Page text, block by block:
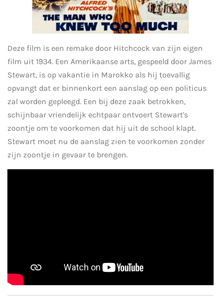
Deze film is een remake door Hitchcock van zijn eigen
film uit 1934. Een Amerikaanse arts, gespeeld door James
Stewart, is op vakantie in Marokko als hij toevallig
opvangt dat er binnenkort een aanslag op een politicus
zal worden gepleegd. Een bij deze zaak betrokken,
schijnbaar vriendelijk echtpaar ontvoert Stewart's
zoontje om te voorkomen dat hij uit de school klapt.
Stewart moet nu de aanslag zien te voorkomen zonder
zijn zoontje in gevaar te brengen.